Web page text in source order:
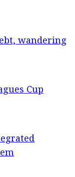
wandering
Cup